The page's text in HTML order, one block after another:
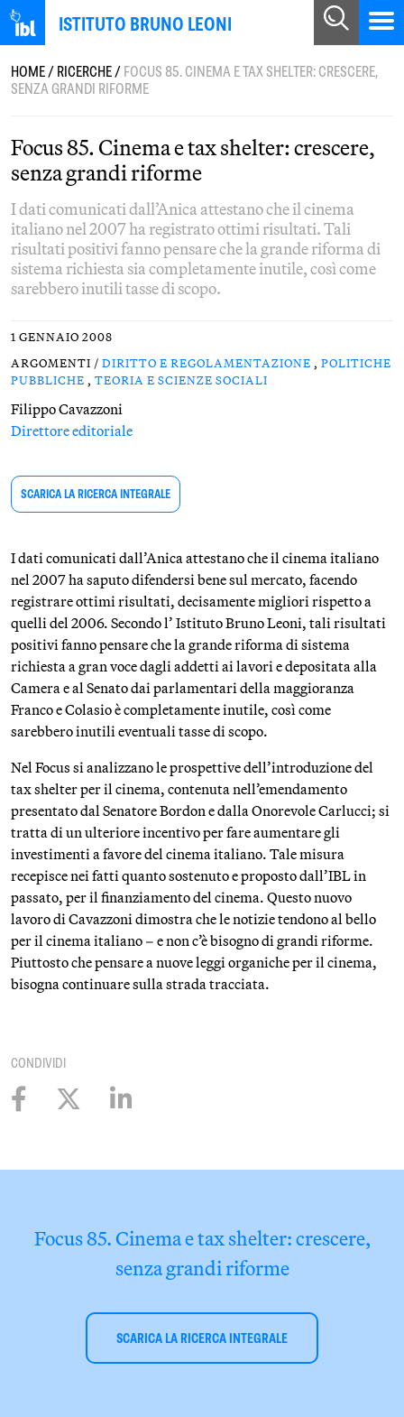
ISTITUTO BRUNO LEONI
HOME/RICERCHE/FOCUS 85. CINEMA E TAX SHELTER: CRESCERE,
SENZA GRANDI RIFORME
Focus 85. Cinema e tax shelter: crescere,
senza grandi riforme
I dati comunicati dall’Anica attestano che il cinema
italiano nel 2007 ha registrato ottimi risultati. Tali
risultati positivi fanno pensare che la grande riforma di
sistema richiesta sia completamente inutile, così come
sarebbero inutili tasse di scopo.
1 GENNAIO 2008
ARGOMENTI / DIRITTO E REGOLAMENTAZIONE , POLITICHE
PUBBLICHE , TEORIA E SCIENZE SOCIALI
Filippo Cavazzoni
Direttore editoriale
SCARICA LA RICERCA INTEGRALE
I dati comunicati dall’Anica attestano che il cinema italiano
nel 2007 ha saputo difendersi bene sul mercato, facendo
registrare ottimi risultati, decisamente migliori rispetto a
quelli del 2006. Secondo l’ Istituto Bruno Leoni, tali risultati
positivi fanno pensare che la grande riforma di sistema
richiesta a gran voce dagli addetti ai lavori e depositata alla
Camera e al Senato dai parlamentari della maggioranza
Franco e Colasio è completamente inutile, così come
sarebbero inutili eventuali tasse di scopo.
Nel Focus si analizzano le prospettive dell’introduzione del
tax shelter per il cinema, contenuta nell’emendamento
presentato dal Senatore Bordon e dalla Onorevole Carlucci; si
tratta di un ulteriore incentivo per fare aumentare gli
investimenti a favore del cinema italiano. Tale misura
recepisce nei fatti quanto sostenuto e proposto dall’IBL in
passato, per il finanziamento del cinema. Questo nuovo
lavoro di Cavazzoni dimostra che le notizie tendono al bello
per il cinema italiano – e non c’è bisogno di grandi riforme.
Piuttosto che pensare a nuove leggi organiche per il cinema,
bisogna continuare sulla strada tracciata.
CONDIVIDI
Focus 85. Cinema e tax shelter: crescere,
senza grandi riforme
SCARICA LA RICERCA INTEGRALE